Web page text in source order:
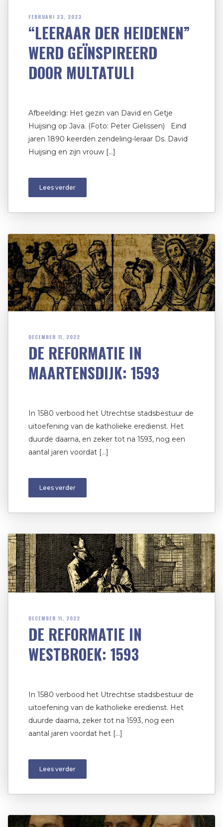
FEBRUARI 23, 2023
“LEERAAR DER HEIDENEN”
WERD GEÏNSPIREERD
DOOR MULTATULI
Afbeelding: Het gezin van David en Getje
Huijsing op Java. (Foto: Peter Gielissen) Eind
jaren 1890 keerden zendeling-leraar Ds. David
Huijsing en zijn vrouw […]
Lees verder
DECEMBER 11, 2022
DE REFORMATIE IN
MAARTENSDIJK: 1593
In 1580 verbood het Utrechtse stadsbestuur de
uitoefening van de katholieke eredienst. Het
duurde daarna, en zeker tot na 1593, nog een
aantal jaren voordat […]
Lees verder
DECEMBER 11, 2022
DE REFORMATIE IN
WESTBROEK: 1593
In 1580 verbood het Utrechtse stadsbestuur de
uitoefening van de katholieke eredienst. Het
duurde daarna, zeker tot na 1593, nog een
aantal jaren voordat het […]
Lees verder